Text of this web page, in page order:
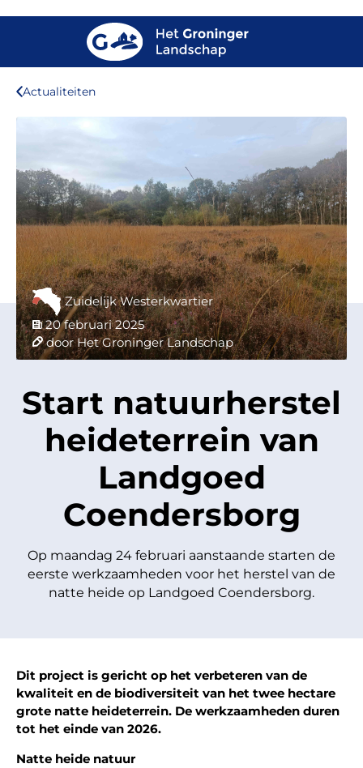
Actualiteiten
Zuidelijk Westerkwartier
20 februari 2025
door Het Groninger Landschap
Start natuurherstel
heideterrein van
Landgoed
Coendersborg
Op maandag 24 februari aanstaande starten de
eerste werkzaamheden voor het herstel van de
natte heide op Landgoed Coendersborg.
Dit project is gericht op het verbeteren van de
kwaliteit en de biodiversiteit van het twee hectare
grote natte heideterrein. De werkzaamheden duren
tot het einde van 2026.
Natte heide natuur